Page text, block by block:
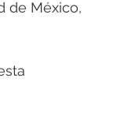
de México,